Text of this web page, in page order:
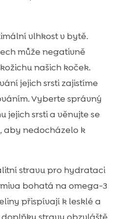
vlhkost v bytě.
může negativně
našich koček.
jejich srsti zajistíme
Vyberte správný
jejich srsti a věnujte se
aby nedocházelo k
stravu pro hydrataci
bohatá na omega-3
přispívají k lesklé a